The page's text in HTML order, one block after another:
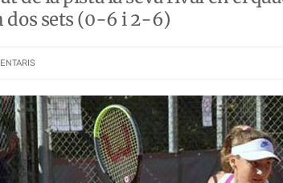
dos sets (0-6 i 2-6)